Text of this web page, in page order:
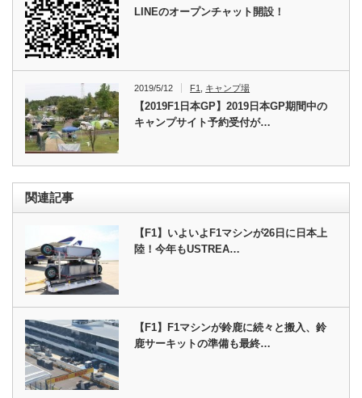
LINEのオープンチャット開設！
2019/5/12 F1 キャンプ場
【2019F1日本GP】2019日本GP期間中の
キャンプサイト予約受付が…
関連記事
【F1】いよいよF1マシンが26日に日本上
陸！今年もUSTREA…
【F1】F1マシンが鈴鹿に続々と搬入、鈴
鹿サーキットの準備も最終…